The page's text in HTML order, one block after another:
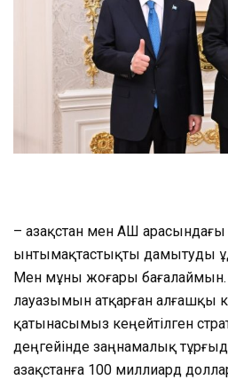
– Қазақстан мен АҚШ
ынтымақтастықты дамытуды
Мен мұны жоғары бағалаймын.
лауазымын атқарған алғашқы
қатынасымыз кеңейтілген
деңгейінде заңнамалық
Қазақстанға 100 миллиард